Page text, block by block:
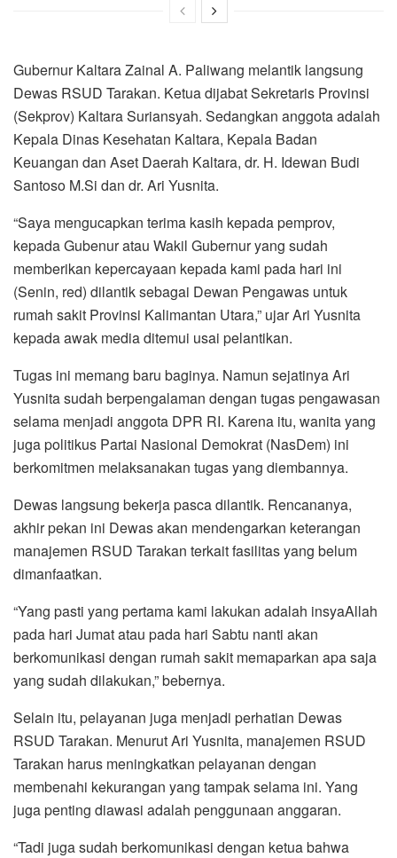
Gubernur Kaltara Zainal A. Paliwang melantik langsung
Dewas RSUD Tarakan. Ketua dijabat Sekretaris Provinsi
(Sekprov) Kaltara Suriansyah. Sedangkan anggota adalah
Kepala Dinas Kesehatan Kaltara, Kepala Badan
Keuangan dan Aset Daerah Kaltara, dr. H. Idewan Budi
Santoso M.Si dan dr. Ari Yusnita.
“Saya mengucapkan terima kasih kepada pemprov,
kepada Gubenur atau Wakil Gubernur yang sudah
memberikan kepercayaan kepada kami pada hari ini
(Senin, red) dilantik sebagai Dewan Pengawas untuk
rumah sakit Provinsi Kalimantan Utara,” ujar Ari Yusnita
kepada awak media ditemui usai pelantikan.
Tugas ini memang baru baginya. Namun sejatinya Ari
Yusnita sudah berpengalaman dengan tugas pengawasan
selama menjadi anggota DPR RI. Karena itu, wanita yang
juga politikus Partai Nasional Demokrat (NasDem) ini
berkomitmen melaksanakan tugas yang diembannya.
Dewas langsung bekerja pasca dilantik. Rencananya,
akhir pekan ini Dewas akan mendengarkan keterangan
manajemen RSUD Tarakan terkait fasilitas yang belum
dimanfaatkan.
“Yang pasti yang pertama kami lakukan adalah insyaAllah
pada hari Jumat atau pada hari Sabtu nanti akan
berkomunikasi dengan rumah sakit memaparkan apa saja
yang sudah dilakukan,” bebernya.
Selain itu, pelayanan juga menjadi perhatian Dewas
RSUD Tarakan. Menurut Ari Yusnita, manajemen RSUD
Tarakan harus meningkatkan pelayanan dengan
membenahi kekurangan yang tampak selama ini. Yang
juga penting diawasi adalah penggunaan anggaran.
“Tadi juga sudah berkomunikasi dengan ketua bahwa